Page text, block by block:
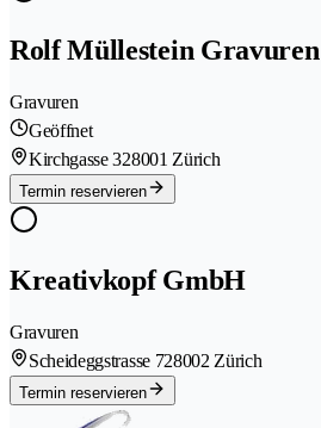
Rolf Müllestein Gravuren
Gravuren
Geöffnet
Kirchgasse 328001 Zürich
Termin reservieren
Kreativkopf GmbH
Gravuren
Scheideggstrasse 728002 Zürich
Termin reservieren